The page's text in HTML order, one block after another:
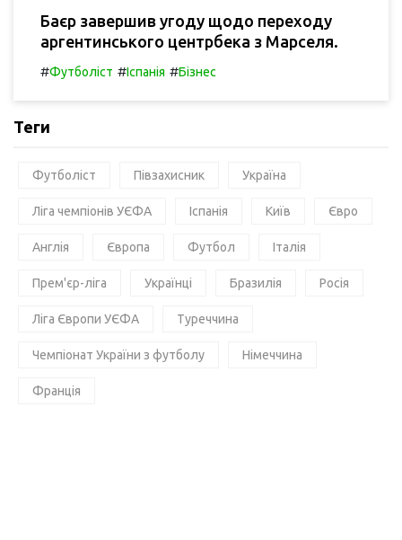
Баєр завершив угоду щодо переходу
аргентинського центрбека з Марселя.
#Футболіст #Іспанія #Бізнес
Теги
Футболіст Півзахисник Україна
Ліга чемпіонів УЄФА Іспанія Київ Євро
Англія Європа Футбол Італія
Прем'єр-ліга Українці Бразилія Росія
Ліга Європи УЄФА Туреччина
Чемпіонат України з футболу Німеччина
Франція